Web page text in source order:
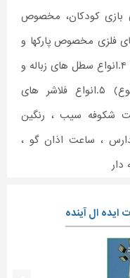
های بازی کودکان، مخصوص
نیمکت های فلزی مخصوص پارکها و
فضای سبز (در طرح ها و رنگهای متنوع) ۴.انواع سطل های زباله و
بازیافت (در طرح ها و رنگهای متنوع) ۵.انواع فلاشر های
معصوم ، درخت شکوفه سیب ، رنگین
مدارس ، ساعت اذان گو ،
ال آینده